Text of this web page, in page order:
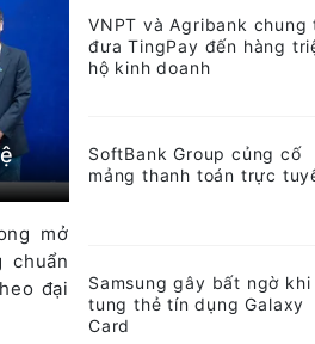
mở
chuẩn
đại
VNPT và Agribank chung
đưa TingPay đến hàng
hộ kinh doanh
SoftBank Group củng cố
mảng thanh toán trực
Samsung gây bất ngờ khi
tung thẻ tín dụng Galaxy
Card